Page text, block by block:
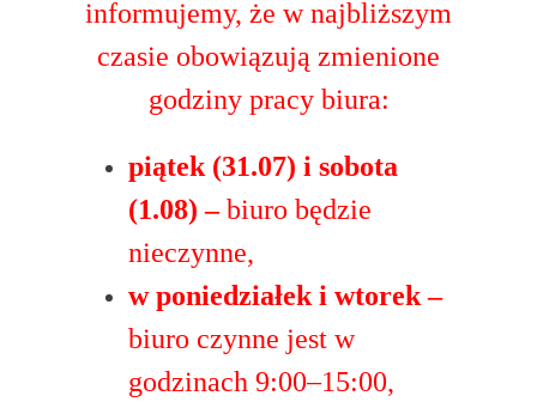
informujemy, że w najbliższym
czasie obowiązują zmienione
godziny pracy biura:
piątek (31.07) i sobota
(1.08) –biuro będzie
nieczynne,
w poniedziałek i wtorek –
biuro czynne jest w
godzinach 9:00–15:00,